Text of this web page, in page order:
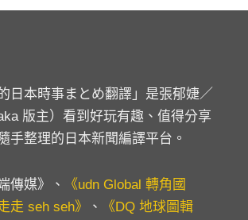
日本時事まとめ翻譯」是張郁婕／
版主）看到好玩有趣、值得分享
手整理的日本新聞編譯平台。
傳媒》、
《udn Global 轉角國
走 seh seh》 、
《DQ 地球圖輯